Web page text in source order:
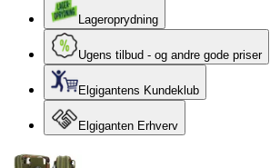
Lageroprydning
Ugens tilbud - og andre gode priser
Elgigantens Kundeklub
Elgiganten Erhverv